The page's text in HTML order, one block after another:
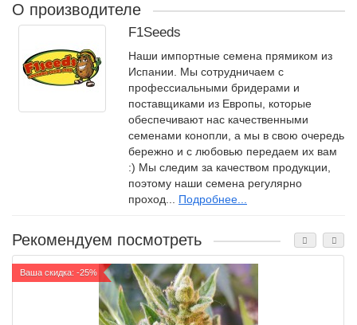
О производителе
F1Seeds
Наши импортные семена прямиком из
Испании. Мы сотрудничаем с
профессиальными бридерами и
поставщиками из Европы, которые
обеспечивают нас качественными
семенами конопли, а мы в свою очередь
бережно и с любовью передаем их вам
:) Мы следим за качеством продукции,
поэтому наши семена регулярно
проход... Подробнее...
Рекомендуем посмотреть
Ваша скидка: -25%